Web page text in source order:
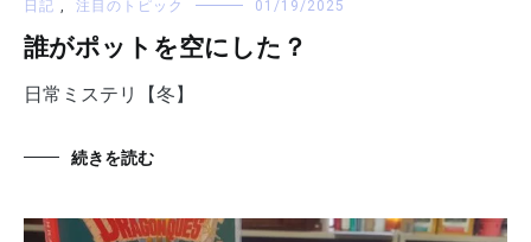
日記 , 注目のトピック 01/19/2025
誰がポットを空にした？
日常ミステリ【冬】
続きを読む